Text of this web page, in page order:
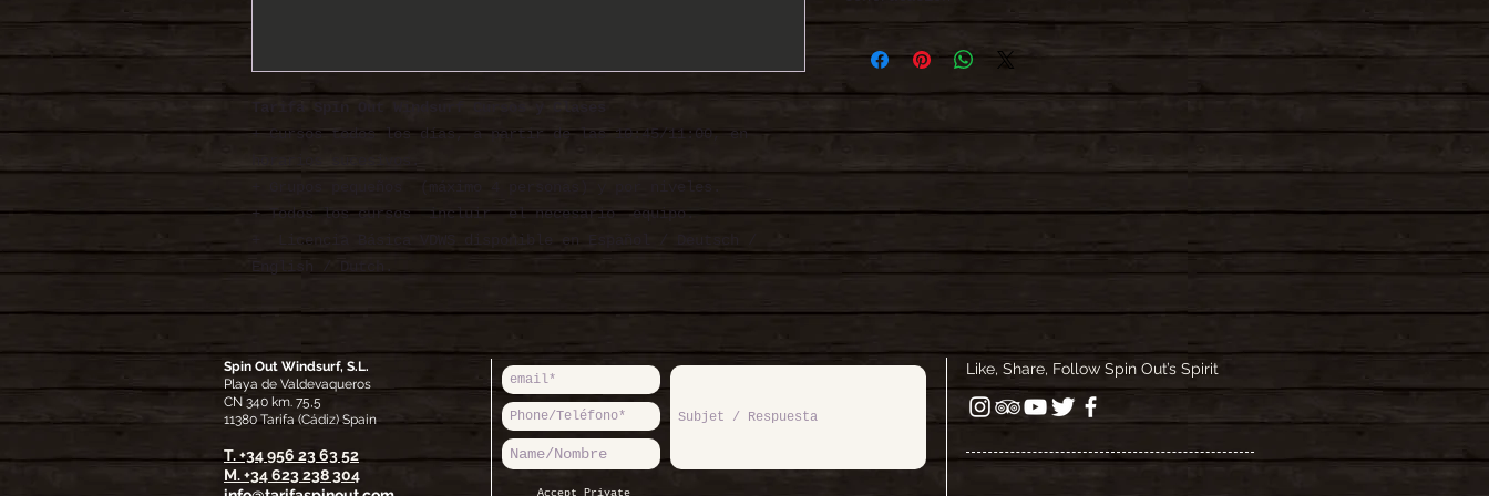
+ Cursos todos los días, a partir de las 10:45/11:00, en
+ Grupos pequeños (máximo 4 personas) y por niveles.
+ Todos los cursos incluir el necesario equipo.
+ Licencia Básica VDWS disponible en Español / Deutsch /
Condiciones generales de contratación
Spin Out Windsurf, S.L.
Playa de Valdevaqueros
CN 340 km. 75,5
11380 Tarifa (Cádiz) Spain
T. +34 956 23 63 52
M.+34 623 238 304
Accept Private
Like, Share, Follow Spin Out’s Spirit